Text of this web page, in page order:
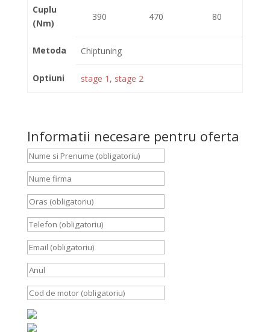
Cuplu
(Nm)
390 470 80
Metoda Chiptuning
Optiuni stage 1, stage 2
Informatii necesare pentru oferta